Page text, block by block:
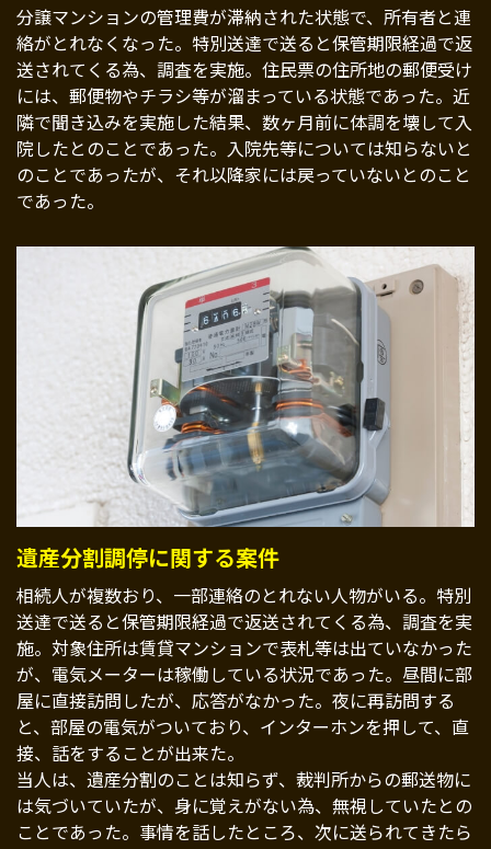
分譲マンションの管理費が滞納された状態で、所有者と連
絡がとれなくなった。特別送達で送ると保管期限経過で返
送されてくる為、調査を実施。住民票の住所地の郵便受け
には、郵便物やチラシ等が溜まっている状態であった。近
隣で聞き込みを実施した結果、数ヶ月前に体調を壊して入
院したとのことであった。入院先等については知らないと
のことであったが、それ以降家には戻っていないとのこと
であった。
遺産分割調停に関する案件
相続人が複数おり、一部連絡のとれない人物がいる。特別
送達で送ると保管期限経過で返送されてくる為、調査を実
施。対象住所は賃貸マンションで表札等は出ていなかった
が、電気メーターは稼働している状況であった。昼間に部
屋に直接訪問したが、応答がなかった。夜に再訪問する
と、部屋の電気がついており、インターホンを押して、直
接、話をすることが出来た。
当人は、遺産分割のことは知らず、裁判所からの郵送物に
は気づいていたが、身に覚えがない為、無視していたとの
ことであった。事情を話したところ、次に送られてきたら